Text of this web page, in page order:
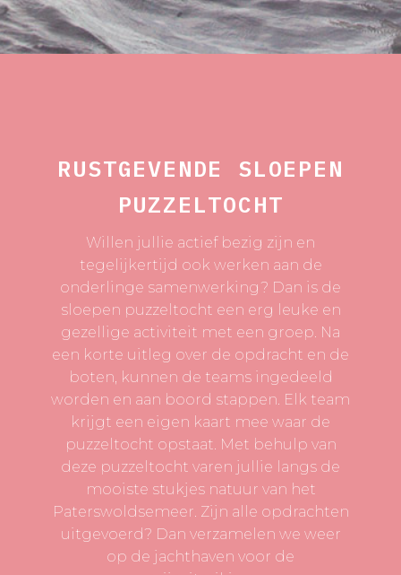
RUSTGEVENDE SLOEPEN
PUZZELTOCHT
Willen jullie actief bezig zijn en
tegelijkertijd ook werken aan de
onderlinge samenwerking? Dan is de
sloepen puzzeltocht een erg leuke en
gezellige activiteit met een groep. Na
een korte uitleg over de opdracht en de
boten, kunnen de teams ingedeeld
worden en aan boord stappen. Elk team
krijgt een eigen kaart mee waar de
puzzeltocht opstaat. Met behulp van
deze puzzeltocht varen jullie langs de
mooiste stukjes natuur van het
Paterswoldsemeer. Zijn alle opdrachten
uitgevoerd? Dan verzamelen we weer
op de jachthaven voor de